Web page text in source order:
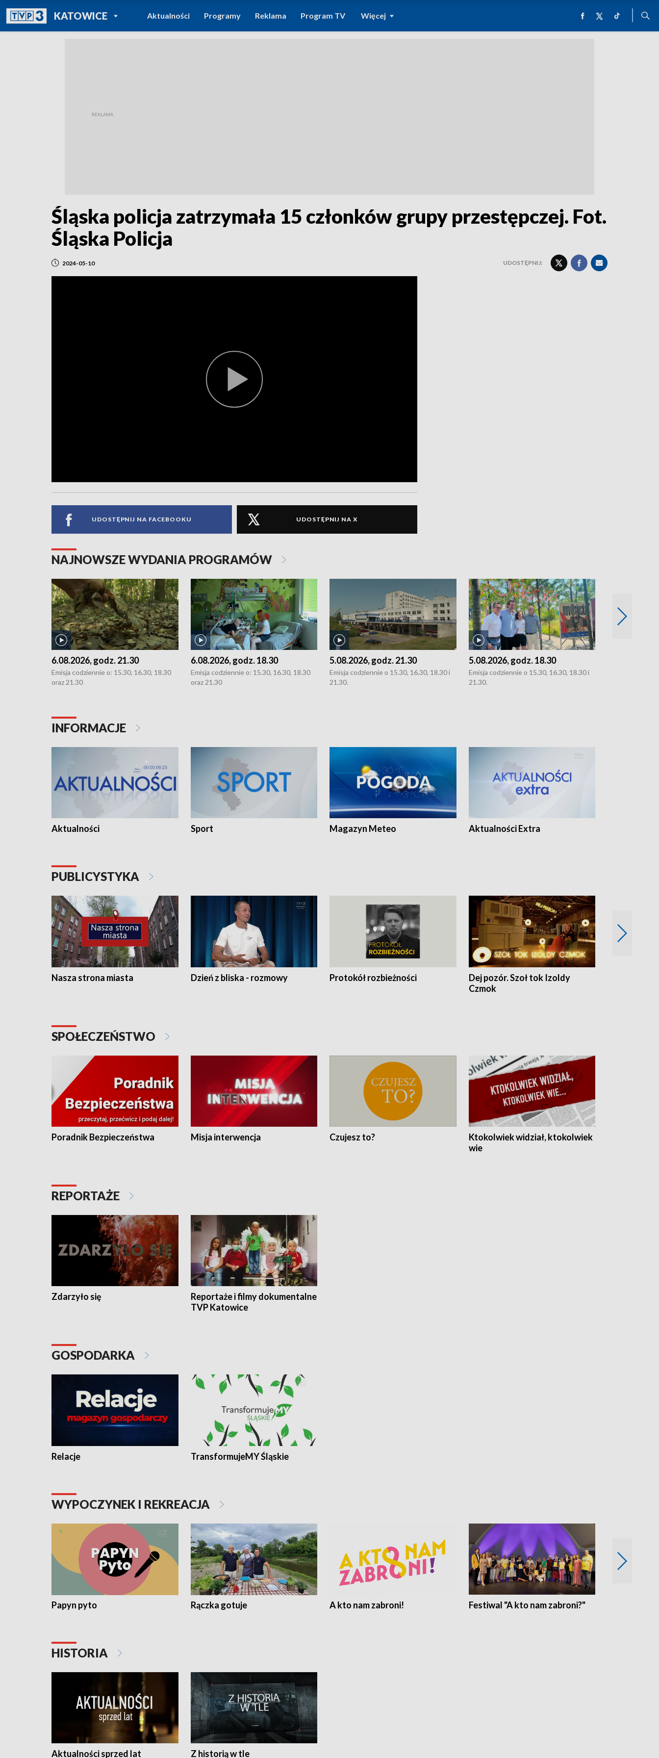
KATOWICEPOWRÓT DO
TVP REGIONY
Aktualności Programy Reklama Program TV Więcej
Śląska policja zatrzymała 15 członków grupy przestępczej. Fot.
Śląska Policja
2024-05-10 UDOSTĘPNIJ:
UDOSTĘPNIJ NA FACEBOOKU UDOSTĘPNIJ NA X
NAJNOWSZE WYDANIA PROGRAMÓW
6.08.2026, godz. 21.30
Emisja codziennie o: 15.30, 16.30, 18.30
oraz 21.30
6.08.2026, godz. 18.30
Emisja codziennie o: 15.30, 16.30, 18.30
oraz 21.30
5.08.2026, godz. 21.30
Emisja codziennie o 15.30, 16.30, 18.30 i
21.30.
5.08.2026, godz. 18.30
Emisja codziennie o 15.30, 16.30, 18.30 i
21.30.
INFORMACJE
Aktualności Sport Magazyn Meteo Aktualności Extra
PUBLICYSTYKA
Nasza strona miasta Dzień z bliska - rozmowy Protokół rozbieżności
Dej pozór. Szoł tok Izoldy
Czmok
SPOŁECZEŃSTWO
Poradnik Bezpieczeństwa Misja interwencja Czujesz to?
Ktokolwiek widział, ktokolwiek
wie
REPORTAŻE
Zdarzyło się
Reportaże i filmy dokumentalne
TVP Katowice
GOSPODARKA
Relacje TransformujeMY Śląskie
WYPOCZYNEK I REKREACJA
Papyn pyto Rączka gotuje A kto nam zabroni! Festiwal "A kto nam zabroni?"
HISTORIA
Aktualności sprzed lat Z historią w tle